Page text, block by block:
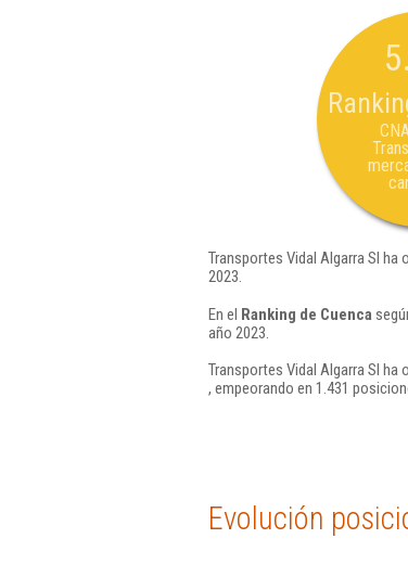
Transportes Vidal Algarra Sl ha
2023.
En el Ranking de Cuenca
año 2023.
Transportes Vidal Algarra Sl ha
, empeorando en 1.431
Evolución